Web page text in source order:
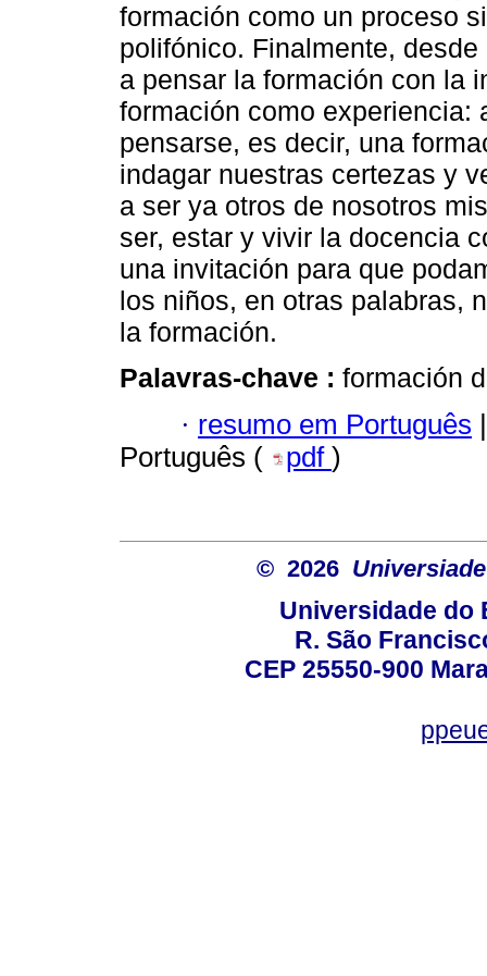
formación como un proceso
polifónico. Finalmente,
a pensar la formación con la
formación como experiencia:
pensarse, es decir, una
indagar nuestras certezas y
a ser ya otros de nosotros
ser, estar y vivir la docencia
una invitación para que
los niños, en otras palabras,
la formación.
Palavras-chave : formación
· resumo em Português |
Português (
pdf )
© 2026
Universidade do
R. São
CEP 25550-900